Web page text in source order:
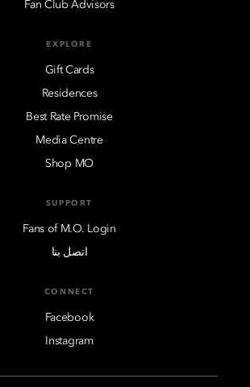
Fan Club Advisors
EXPLORE
Gift Cards
Residences
Best Rate Promise
Media Centre
Shop MO
SUPPORT
Fans of M.O. Login
اتصل بنا
CONNECT
Facebook
Instagram